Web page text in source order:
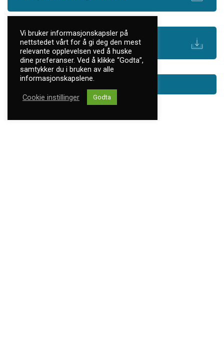
Årsberetning SSE 2023
Vi bruker informasjonskapsler på
nettstedet vårt for å gi deg den mest
relevante opplevelsen ved å huske
dine preferanser. Ved å klikke “Godta”,
samtykker du i bruken av alle
informasjonskapslene.
Cookie instillinger Godta